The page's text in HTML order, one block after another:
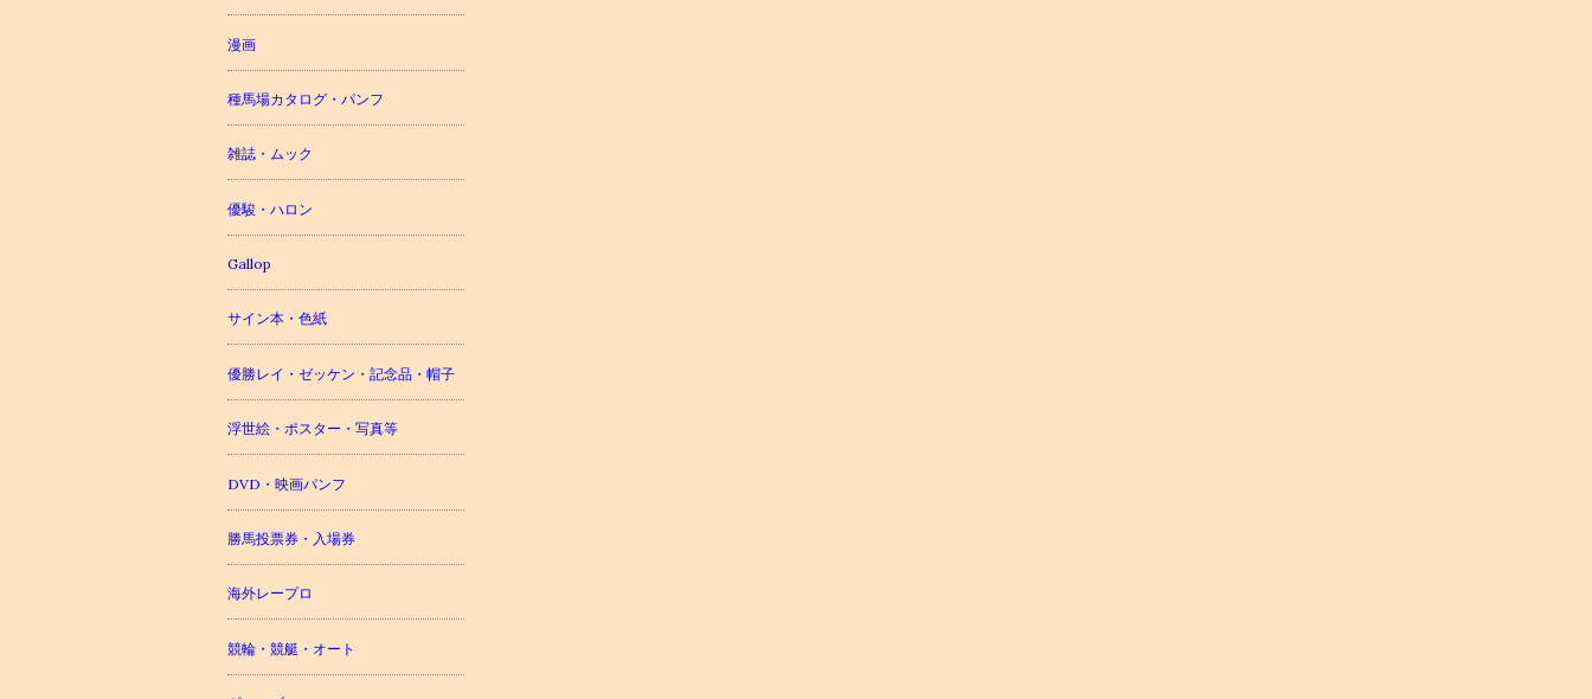
漫画
種馬場カタログ・パンフ
雑誌・ムック
優駿・ハロン
Gallop
サイン本・色紙
優勝レイ・ゼッケン・記念品・帽子
浮世絵・ポスター・写真等
DVD・映画パンフ
勝馬投票券・入場券
海外レープロ
競輪・競艇・オート